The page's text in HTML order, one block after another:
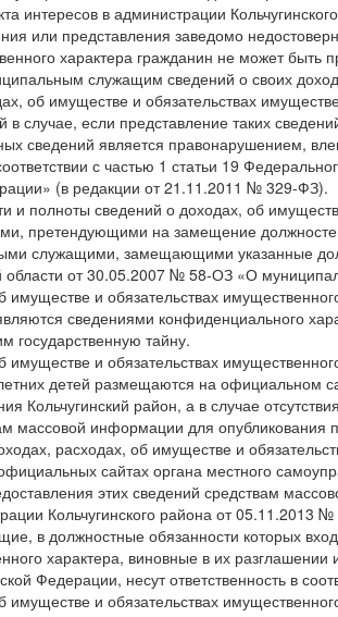
интересов в администрации
или представления заведомо
характера гражданин не может быть
служащим сведений о своих
об имуществе и обязательствах
в случае, если представление таких
сведений является правонарушением,
с частью 1 статьи 19
(в редакции от 21.11.2011 № 329-ФЗ).
и полноты сведений о доходах, об
претендующими на замещение
служащими, замещающими указанные
области от 30.05.2007 № 58-ОЗ «О
и обязательствах
сведениями конфиденциального
государственную тайну.
и обязательствах
детей размещаются на официальном
Кольчугинский район, а в случае
массовой информации для опубликования
расходах, об имуществе и
сайтах органа местного
этих сведений средствам
Кольчугинского района от 05.11.2013
в должностные обязанности которых
характера, виновные в их
Федерации, несут ответственность в
и обязательствах